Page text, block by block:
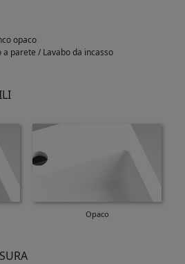
opaco
a parete / Lavabo da incasso
Opaco